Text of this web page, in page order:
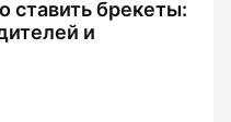
ставить брекеты:
и